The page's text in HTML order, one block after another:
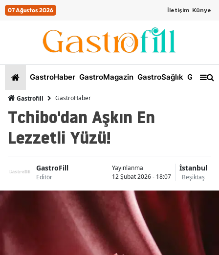
07 Ağustos 2026 İletişim Künye
GastroHaber GastroMagazin GastroSağlık
Gastrofill GastroHaber
Tchibo'dan Aşkın En
Lezzetli Yüzü!
GastroFill
Editör
Yayınlanma
12 Şubat 2026 - 18:07
İstanbul
Beşiktaş